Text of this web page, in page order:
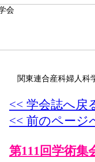
関東連合産科婦人科
<< 学会誌へ戻
<< 前のページ
第111回学術集